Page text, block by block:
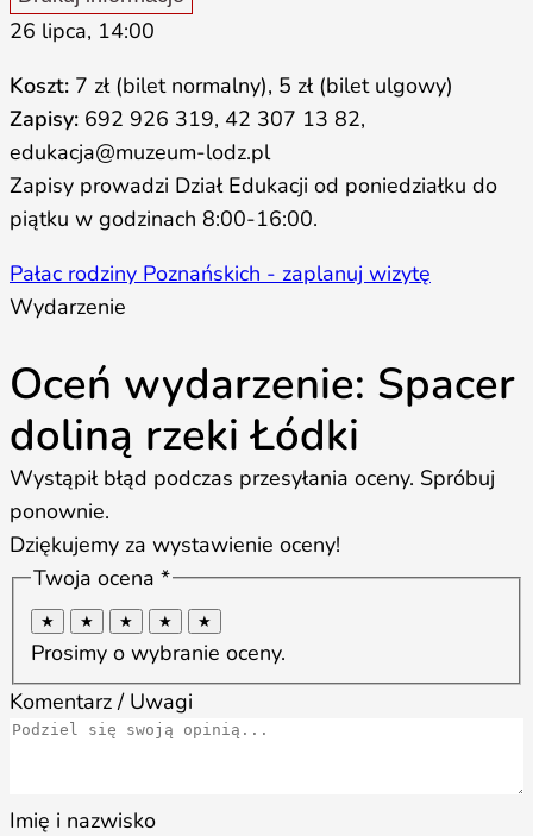
26 lipca, 14:00
Koszt: 7 zł (bilet normalny), 5 zł (bilet ulgowy)
Zapisy: 692 926 319, 42 307 13 82,
edukacja@muzeum-lodz.pl
Zapisy prowadzi Dział Edukacji od poniedziałku do
piątku w godzinach 8:00-16:00.
Pałac rodziny Poznańskich - zaplanuj wizytę
Wydarzenie
Oceń wydarzenie: Spacer
doliną rzeki Łódki
Wystąpił błąd podczas przesyłania oceny. Spróbuj
ponownie.
Dziękujemy za wystawienie oceny!
Twoja ocena *
★ ★ ★ ★ ★
Prosimy o wybranie oceny.
Komentarz / Uwagi
Imię i nazwisko